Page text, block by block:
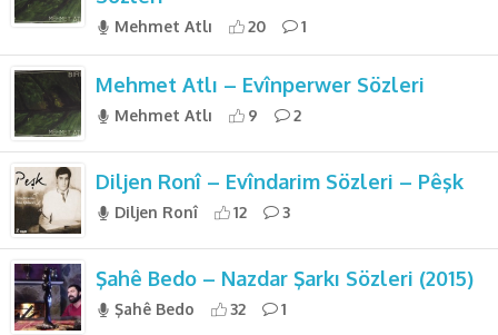
Mehmet Atlı 20 1
Mehmet Atlı – Evînperwer Sözleri
Mehmet Atlı 9 2
Diljen Ronî – Evîndarim Sözleri – Pêşk
Diljen Ronî 12 3
Şahê Bedo – Nazdar Şarkı Sözleri (2015)
Şahê Bedo 32 1